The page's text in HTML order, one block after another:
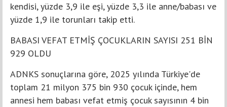
kendisi, yüzde 3,9 ile eşi, yüzde 3,3 ile anne/babası ve
yüzde 1,9 ile torunları takip etti.
BABASI VEFAT ETMİŞ ÇOCUKLARIN SAYISI 251 BİN
929 OLDU
ADNKS sonuçlarına göre, 2025 yılında Türkiye'de
toplam 21 milyon 375 bin 930 çocuk içinde, hem
annesi hem babası vefat etmiş çocuk sayısının 4 bin